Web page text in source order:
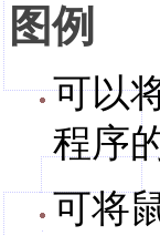
图例
可以
程序
可将